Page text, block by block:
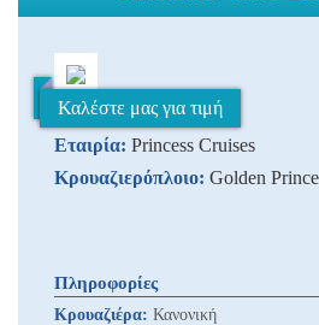
Εταιρία: Princess Cruises
Κρουαζιερόπλοιο: Golden
Καλέστε μας για τιμή
Πληροφορίες
Κρουαζιέρα: Κανονική